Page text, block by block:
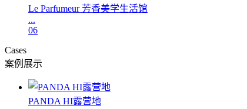
Le Parfumeur 芳香美学生活馆
...
06
Cases
案例展示
PANDA HI露营地